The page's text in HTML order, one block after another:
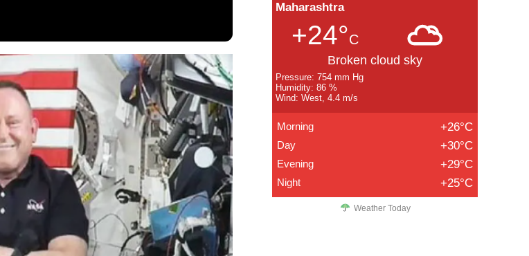
Maharashtra
+24°C
Broken cloud sky
Pressure: 754 mm Hg
Humidity: 86 %
Wind: West, 4.4 m/s
Morning +26°C
Day +30°C
Evening +29°C
Night +25°C
Weather Today